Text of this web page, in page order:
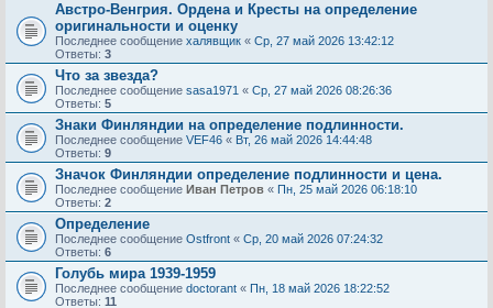
Австро-Венгрия. Ордена и Кресты на определение
оригинальности и оценку
Последнее сообщение халявщик « Ср, 27 май 2026 13:42:12
Ответы: 3
Что за звезда?
Последнее сообщение sasa1971 « Ср, 27 май 2026 08:26:36
Ответы: 5
Знаки Финляндии на определение подлинности.
Последнее сообщение VEF46 « Вт, 26 май 2026 14:44:48
Ответы: 9
Значок Финляндии определение подлинности и цена.
Последнее сообщение Иван Петров « Пн, 25 май 2026 06:18:10
Ответы: 2
Определение
Последнее сообщение Ostfront « Ср, 20 май 2026 07:24:32
Ответы: 6
Голубь мира 1939-1959
Последнее сообщение doctorant « Пн, 18 май 2026 18:22:52
Ответы: 11